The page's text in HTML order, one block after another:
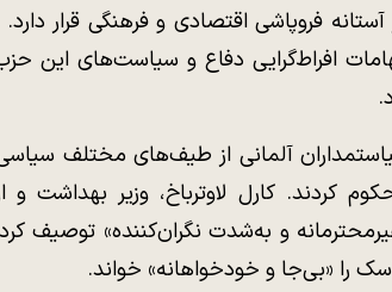
آستانه فروپاشی اقتصادی و فرهنگی قرار
افراط‌گرایی دفاع و سیاست‌های این
آلمانی از طیف‌های مختلف
کردند. کارل لاوترباخ، وزیر بهداشت
و به‌شدت نگران‌کننده» توصیف
را «بی‌جا و خودخواهانه» خواند.